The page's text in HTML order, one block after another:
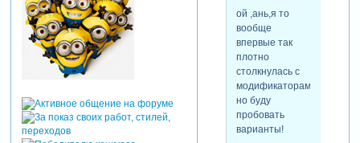
ой ,ань,я то
вообще
впервые так
плотно
столкнулась с
модификаторами-
но буду
пробовать
варианты!